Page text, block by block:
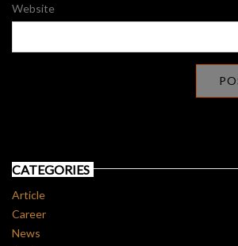
Website
CATEGORIES
Article
Career
News